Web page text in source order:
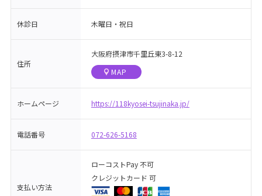
休診日 木曜日・祝日
住所
大阪府摂津市千里丘東3-8-12
MAP
ホームページ https://118kyosei-tsujinaka.jp/
電話番号 072-626-5168
支払い方法
ローコストPay 不可
クレジットカード 可